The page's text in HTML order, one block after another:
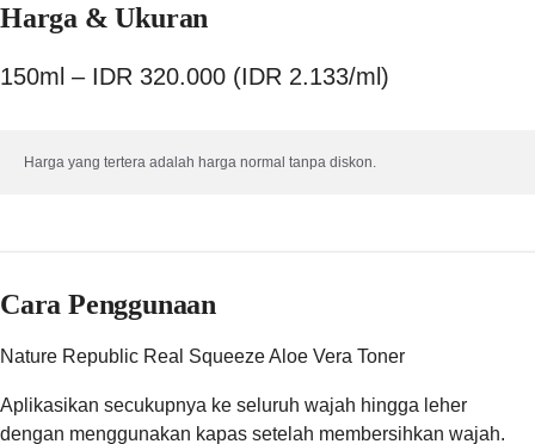
Harga & Ukuran
150ml – IDR 320.000 (IDR 2.133/ml)
Harga yang tertera adalah harga normal tanpa diskon.
Cara Penggunaan
Nature Republic Real Squeeze Aloe Vera Toner
Aplikasikan secukupnya ke seluruh wajah hingga leher
dengan menggunakan kapas setelah membersihkan wajah.